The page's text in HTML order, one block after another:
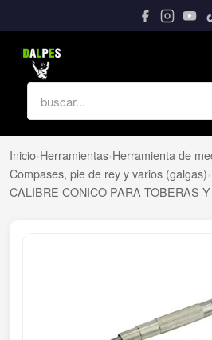
Inicio›Herramientas›Herramienta de
Compases, pie de rey y varios (galgas)›
CALIBRE CONICO PARA TOBERAS Y